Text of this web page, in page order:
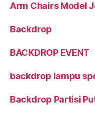
Arm Chairs Model
Backdrop
BACKDROP EVENT
backdrop lampu
Backdrop Partisi